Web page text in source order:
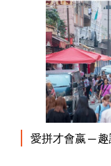
愛拼才會嬴 ─